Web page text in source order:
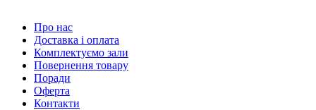
Про нас
Доставка і оплата
Комплектуємо зали
Повернення товару
Поради
Оферта
Контакти